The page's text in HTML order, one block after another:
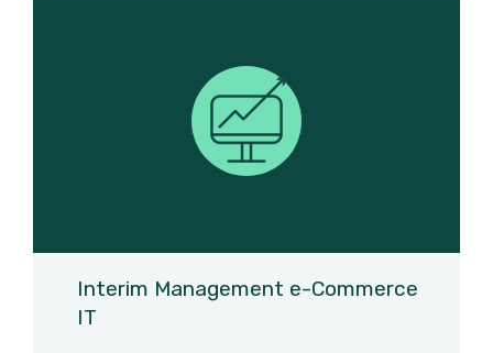
Interim Management e-Commerce
IT